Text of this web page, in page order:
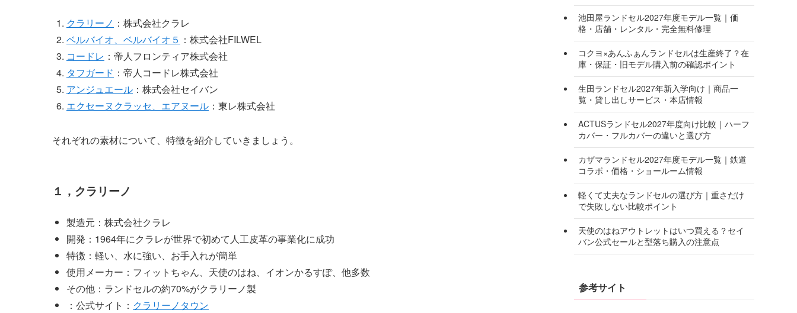
クラリーノ ：株式会社クラレ
ベルバイオ、ベルバイオ５ ：株式会社FILWEL
コードレ ：帝人フロンティア株式会社
タフガード ：帝人コードレ株式会社
アンジュエール ：株式会社セイバン
エクセーヌクラッセ、エアヌール ：東レ株式会社
それぞれの素材について、特徴を紹介していきましょう。
１，クラリーノ
製造元：株式会社クラレ
開発：1964年にクラレが世界で初めて人工皮革の事業化に成功
特徴：軽い、水に強い、お手入れが簡単
使用メーカー：フィットちゃん、天使のはね、イオンかるすぽ、他多数
その他：ランドセルの約70%がクラリーノ製
：公式サイト： クラリーノタウン
池田屋ランドセル2027年度モデル一覧｜価
格・店舗・レンタル・完全無料修理
コクヨ×あんふぁんランドセルは生産終了？在
庫・保証・旧モデル購入前の確認ポイント
生田ランドセル2027年新入学向け｜商品一
覧・貸し出しサービス・本店情報
ACTUSランドセル2027年度向け比較｜ハーフ
カバー・フルカバーの違いと選び方
カザマランドセル2027年度モデル一覧｜鉄道
コラボ・価格・ショールーム情報
軽くて丈夫なランドセルの選び方｜重さだけ
で失敗しない比較ポイント
天使のはねアウトレットはいつ買える？セイ
バン公式セールと型落ち購入の注意点
参考サイト